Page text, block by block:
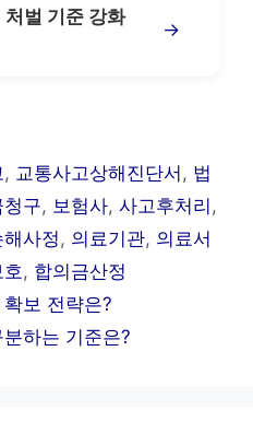
처벌 기준 강화
→
, 교통사고상해진단서 , 법
청구, 보험사, 사고후처리 ,
해사정 , 의료기관, 의료서
, 합의금산정
보 전략은?
하는 기준은?